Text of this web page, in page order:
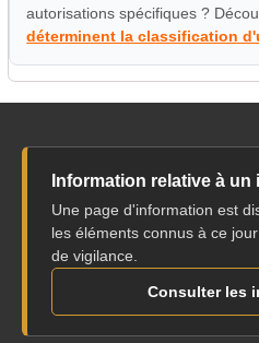
autorisations spécifiques ?
déterminent la classification
Information relative à
Une page d'information est
les éléments connus à ce
de vigilance.
Consulter les